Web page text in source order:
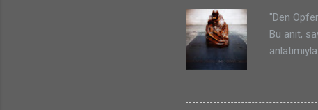
"Den
Bu anıt,